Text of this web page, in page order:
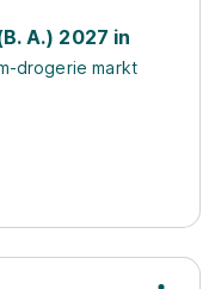
A.) 2027 in
drogerie markt